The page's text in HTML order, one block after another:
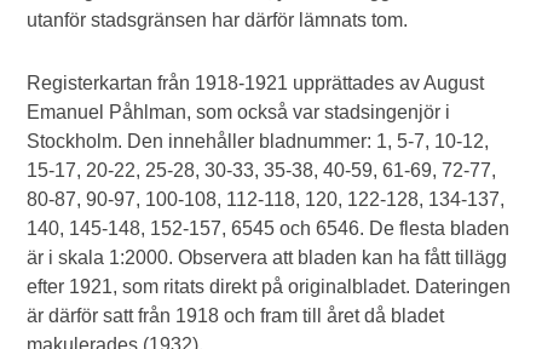
utanför stadsgränsen har därför lämnats tom.
Registerkartan från 1918-1921 upprättades av August
Emanuel Påhlman, som också var stadsingenjör i
Stockholm. Den innehåller bladnummer: 1, 5-7, 10-12,
15-17, 20-22, 25-28, 30-33, 35-38, 40-59, 61-69, 72-77,
80-87, 90-97, 100-108, 112-118, 120, 122-128, 134-137,
140, 145-148, 152-157, 6545 och 6546. De flesta bladen
är i skala 1:2000. Observera att bladen kan ha fått tillägg
efter 1921, som ritats direkt på originalbladet. Dateringen
är därför satt från 1918 och fram till året då bladet
makulerades (1932).